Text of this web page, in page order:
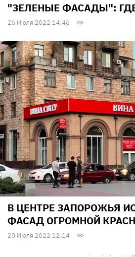
"ЗЕЛЕНЫЕ ФАСАДЫ":
26 Июля 2022 14:46
В ЦЕНТРЕ ЗАПОРОЖЬЯ
ФАСАД ОГРОМНОЙ
20 Июля 2022 12:14